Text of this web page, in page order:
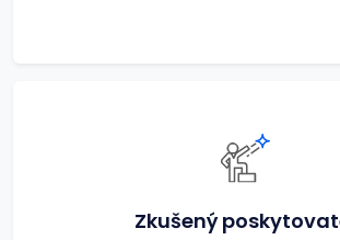
Zkušený